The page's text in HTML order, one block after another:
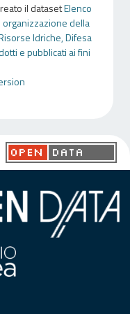
il datasetElenco
della
Idriche, Difesa
e pubblicati ai fini